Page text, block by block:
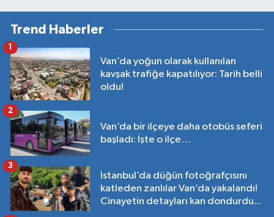
Trend Haberler
Van’da yoğun olarak kullanılan
kavşak trafiğe kapatılıyor: Tarih belli
oldu!
1
Van’da bir ilçeye daha otobüs seferi
başladı: İşte o ilçe…
2
İstanbul’da düğün fotoğrafçısını
katleden zanlılar Van’da yakalandı!
Cinayetin detayları kan dondurdu...
3